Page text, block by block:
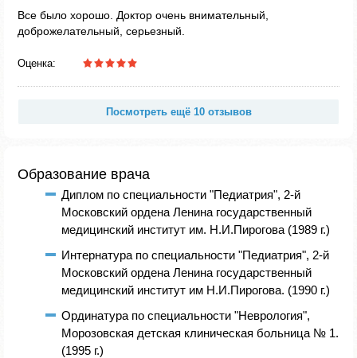
Все было хорошо. Доктор очень внимательный,
доброжелательный, серьезный.
Оценка:
Посмотреть ещё 10 отзывов
Образование врача
Диплом по специальности "Педиатрия", 2-й
Московский ордена Ленина государственный
медицинский институт им. Н.И.Пирогова (1989 г.)
Интернатура по специальности "Педиатрия", 2-й
Московский ордена Ленина государственный
медицинский институт им Н.И.Пирогова. (1990 г.)
Ординатура по специальности "Неврология",
Морозовская детская клиническая больница № 1.
(1995 г.)